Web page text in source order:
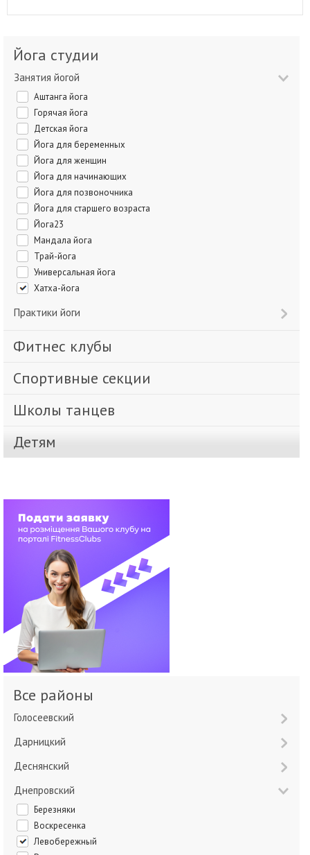
Йога студии
Занятия йогой
Аштанга йога
Горячая йога
Детская йога
Йога для беременных
Йога для женщин
Йога для начинающих
Йога для позвоночника
Йога для старшего возраста
Йога23
Мандала йога
Трай-йога
Универсальная йога
Хатха-йога
Практики йоги
Фитнес клубы
Спортивные секции
Школы танцев
Детям
Все районы
Голосеевский
Дарницкий
Деснянский
Днепровский
Березняки
Воскресенка
Левобережный